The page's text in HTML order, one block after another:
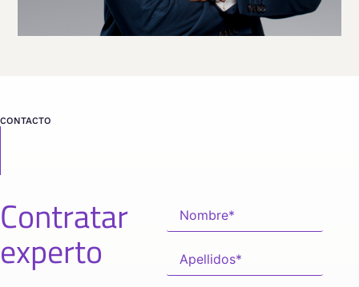
CONTACTO
Contratar
experto